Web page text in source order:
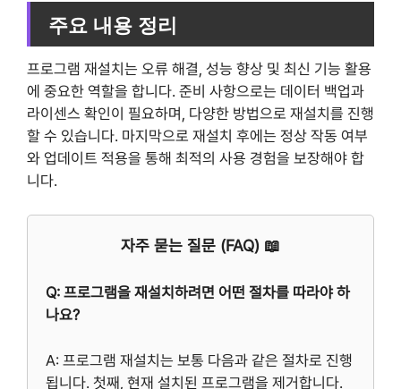
주요 내용 정리
프로그램 재설치는 오류 해결, 성능 향상 및 최신 기능 활용
에 중요한 역할을 합니다. 준비 사항으로는 데이터 백업과
라이센스 확인이 필요하며, 다양한 방법으로 재설치를 진행
할 수 있습니다. 마지막으로 재설치 후에는 정상 작동 여부
와 업데이트 적용을 통해 최적의 사용 경험을 보장해야 합
니다.
자주 묻는 질문 (FAQ) 📖
Q: 프로그램을 재설치하려면 어떤 절차를 따라야 하
나요?
A: 프로그램 재설치는 보통 다음과 같은 절차로 진행
됩니다. 첫째, 현재 설치된 프로그램을 제거합니다.